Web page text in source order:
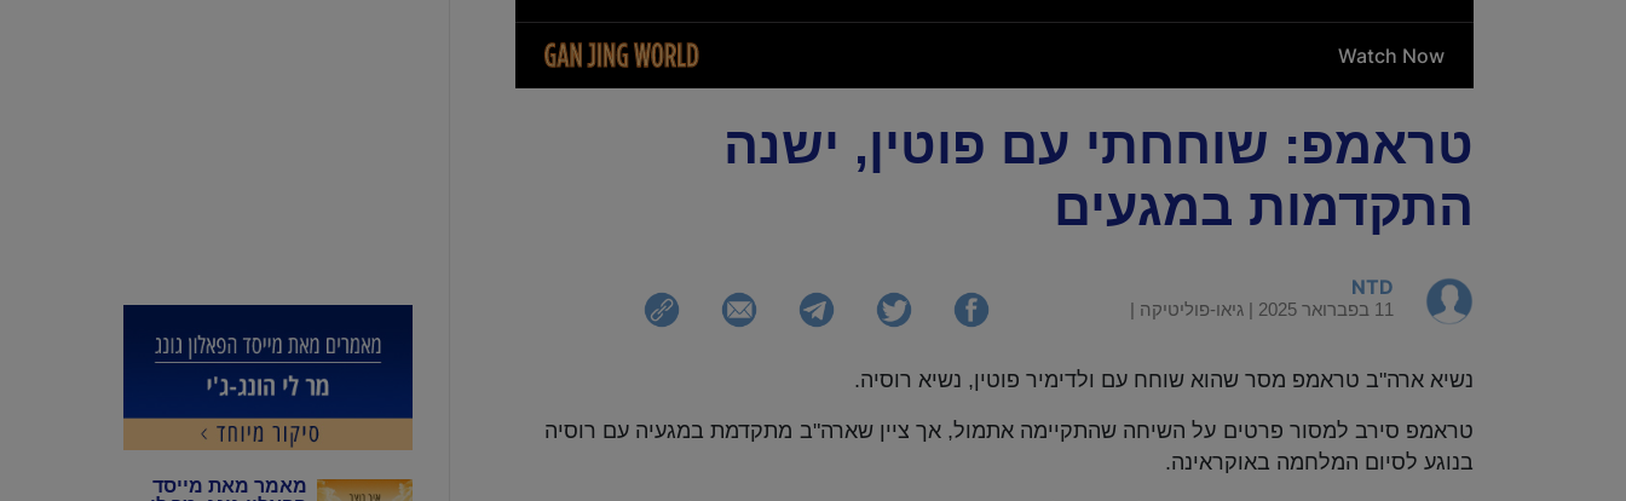
מאמר מאת מייסד
טראמפ: שוחחתי עם פוטין, ישנה
התקדמות במגעים
NTD
11 בפברואר 2025 | | גיאו-פוליטיקה
נשיא ארה"ב טראמפ מסר שהוא שוחח עם ולדימיר פוטין, נשיא רוסיה.
טראמפ סירב למסור פרטים על השיחה שהתקיימה אתמול, אך ציין שארה"ב מתקדמת במגעיה עם רוסיה
בנוגע לסיום המלחמה באוקראינה.